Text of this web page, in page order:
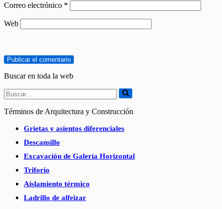
Correo electrónico *
Web
Buscar en toda la web
Buscar...
Términos de Arquitectura y Construcción
Grietas y asientos diferenciales
Descansillo
Excavación de Galería Horizontal
Triforio
Aislamiento térmico
Ladrillo de alfeizar